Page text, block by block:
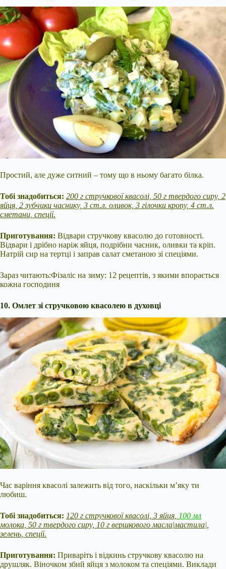
Простий, але дуже ситний – тому що в ньому багато білка.
Тобі знадобиться: 200 г стручкової квасолі, 50 г твердого сиру, 2
яйця, 2 зубчики часнику, 3 ст.л. оливок, 3 гілочки кропу, 4 ст.л.
сметани, спеції.
Приготування: Відвари стручкову квасолю до готовності.
Відвари і дрібно наріж яйця, подрібни часник, оливки та кріп.
Натрій сир на тертці і заправ салат сметаною зі спеціями.
Зараз читають:Фізаліс на зиму: 12 рецептів, з якими впорається
кожна господиня
10. Омлет зі стручковою квасолею в духовці
Час варіння квасолі залежить від того, наскільки м’яку ти
любиш.
Тобі знадобиться: 120 г стручкової квасолі, 3 яйця, 100 мл
молока, 50 г твердого сиру, 10 г вершкового масла|мастила|,
зелень, спеції.
Приготування: Приваріть і відкинь стручкову квасолю на
друшляк. Віночком збий яйця з молоком та спеціями. Виклади